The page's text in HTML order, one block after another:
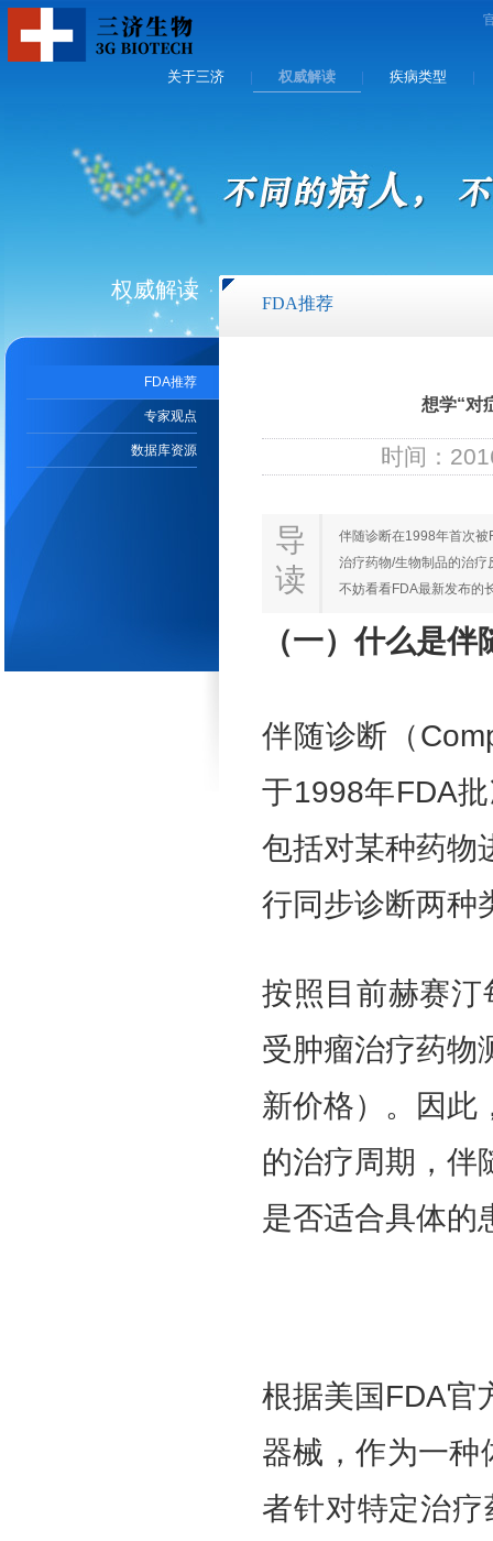
关于三济 权威解读 疾病类型
权威解读
FDA推荐
专家观点
数据库资源
FDA推荐
想学“对
时间：
导
读
伴随诊断在1998年首次
治疗药物/生物制品的治疗
不妨看看FDA最新发布的
（一）什么是伴
伴随诊断（
于1998年FDA
包括对某种药物
行同步诊断两种
按照目前赫赛
受肿瘤治疗药物
新价格）。因此
的治疗周期，伴
是否适合具体的
根据美国FDA官
器械，作为一种
者针对特定治